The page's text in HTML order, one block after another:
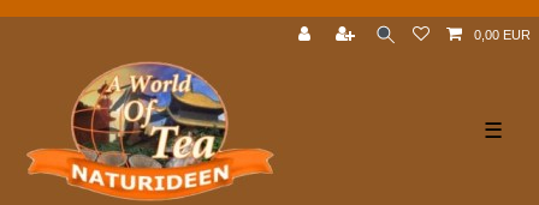
0,00 EUR
☰